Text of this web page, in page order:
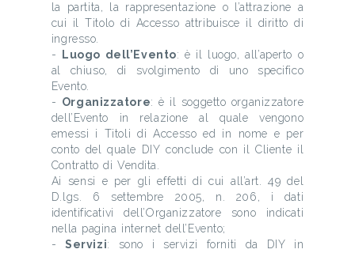
la partita, la rappresentazione o l’attrazione a
cui il Titolo di Accesso attribuisce il diritto di
ingresso.
-
Luogo dell’Evento: è il luogo, all’aperto o
al chiuso, di svolgimento di uno specifico
Evento.
- Organizzatore: è il soggetto organizzatore
dell’Evento in relazione al quale vengono
emessi i Titoli di Accesso ed in nome e per
conto del quale DIY conclude con il Cliente il
Contratto di Vendita.
Ai sensi e per gli effetti di cui all’art. 49 del
D.lgs. 6 settembre 2005, n. 206, i dati
identificativi dell’Organizzatore sono indicati
nella pagina internet dell’Evento;
-Servizi: sono i servizi forniti da DIY in